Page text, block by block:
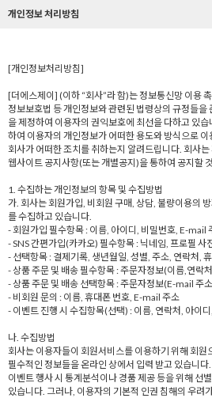
개인정보 처리방침
[개인정보처리방침]
[더에스제이] (이하 “회사”라 함)는 정보통신망 이용
정보보호법 등 개인정보와 관련된 법령상의 규정들을
을 제정하여 이용자의 권익보호에 최선을 다하고 있
하여 이용자의 개인정보가 어떠한 용도와 방식으로
회사가 어떠한 조치를 취하는지 알려드립니다. 회사
웹사이트 공지사항(또는 개별공지)을 통하여 공지할
1. 수집하는 개인정보의 항목 및 수집방법
가. 회사는 회원가입, 비회원 구매, 상담, 불량이용의
를 수집하고 있습니다.
- 회원가입 필수항목 : 이름, 아이디, 비밀번호, E-mail
- SNS 간편가입(카카오) 필수항목 : 닉네임, 프로필 사
- 선택항목 : 결제기록, 생년월일, 성별, 주소, 연락처,
- 상품 주문 및 배송 필수항목 : 주문자정보(이름,연락
- 상품 주문 및 배송 선택항목 : 주문자정보(E-mail 주
- 비회원 문의 : 이름, 휴대폰 번호, E-mail 주소
- 이벤트 진행 시 수집항목(선택) : 이름, 연락처, 아이
나. 수집방법
회사는 이용자들이 회원서비스를 이용하기 위해 회원
필수적인 정보들을 온라인 상에서 입력 받고 있습니
이벤트 행사 시 통계분석이나 경품 제공 등을 위해 선
있습니다. 그러나, 이용자의 기본적 인권 침해의 우려